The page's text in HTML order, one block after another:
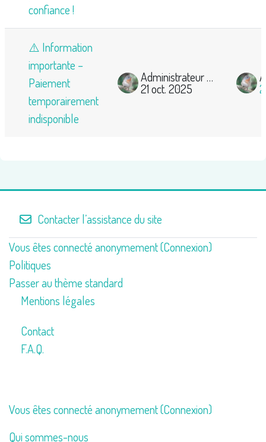
confiance !
⚠️ Information
importante –
Paiement
temporairement
indisponible
Administrateur Mooc Ornitho
21 oct. 2025
Contacter l’assistance du site
Vous êtes connecté anonymement (Connexion)
Politiques
Passer au thème standard
Mentions légales
Contact
F.A.Q.
Vous êtes connecté anonymement (Connexion)
Qui sommes-nous